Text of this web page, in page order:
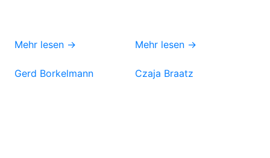
Mehr lesen → Mehr lesen →
Gerd Borkelmann Czaja Braatz